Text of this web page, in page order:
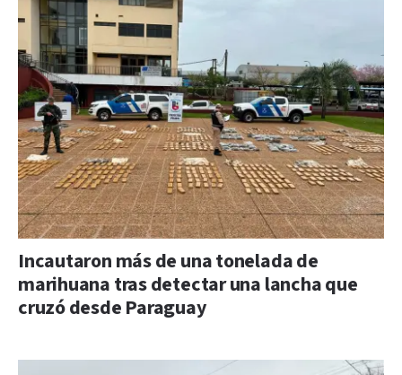
Incautaron más de una tonelada de
marihuana tras detectar una lancha que
cruzó desde Paraguay